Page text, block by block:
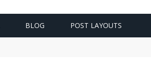
BLOG POST LAYOUTS